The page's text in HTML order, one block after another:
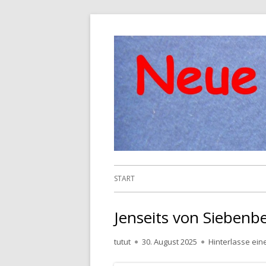
Primäres
START
Jenseits von
Autor
tutut
Veröffentlicht
30. August 2025 Hinterlasse